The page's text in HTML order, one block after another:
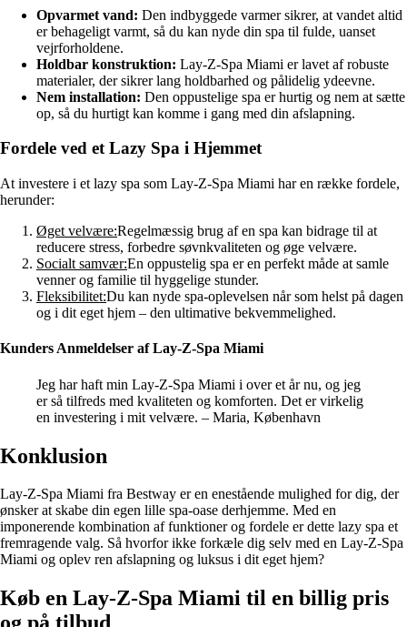
Opvarmet vand: Den indbyggede varmer sikrer, at vandet altid
er behageligt varmt, så du kan nyde din spa til fulde, uanset
vejrforholdene.
Holdbar konstruktion: Lay-Z-Spa Miami er lavet af robuste
materialer, der sikrer lang holdbarhed og pålidelig ydeevne.
Nem installation: Den oppustelige spa er hurtig og nem at sætte
op, så du hurtigt kan komme i gang med din afslapning.
Fordele ved et Lazy Spa i Hjemmet
At investere i et lazy spa som Lay-Z-Spa Miami har en række fordele,
herunder:
Øget velvære:Regelmæssig brug af en spa kan bidrage til at
reducere stress, forbedre søvnkvaliteten og øge velvære.
Socialt samvær:En oppustelig spa er en perfekt måde at samle
venner og familie til hyggelige stunder.
Fleksibilitet:Du kan nyde spa-oplevelsen når som helst på dagen
og i dit eget hjem – den ultimative bekvemmelighed.
Kunders Anmeldelser af Lay-Z-Spa Miami
Jeg har haft min Lay-Z-Spa Miami i over et år nu, og jeg
er så tilfreds med kvaliteten og komforten. Det er virkelig
en investering i mit velvære. – Maria, København
Konklusion
Lay-Z-Spa Miami fra Bestway er en enestående mulighed for dig, der
ønsker at skabe din egen lille spa-oase derhjemme. Med en
imponerende kombination af funktioner og fordele er dette lazy spa et
fremragende valg. Så hvorfor ikke forkæle dig selv med en Lay-Z-Spa
Miami og oplev ren afslapning og luksus i dit eget hjem?
Køb en Lay-Z-Spa Miami til en billig pris